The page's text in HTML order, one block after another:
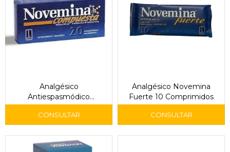
Analgésico
Antiespasmódico
Novemina Compuesta 20
Comprimidos
Analgésico Novemina
Fuerte 10 Comprimidos